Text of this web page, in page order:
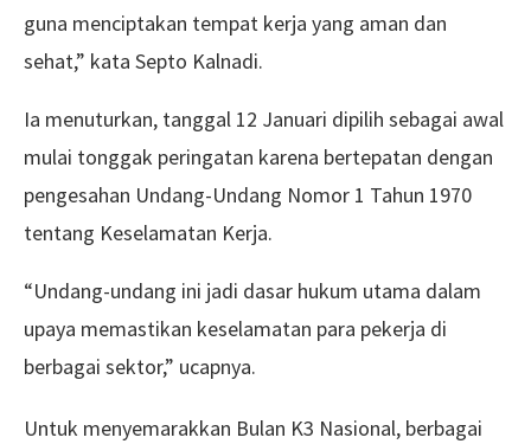
guna menciptakan tempat kerja yang aman dan
sehat,” kata Septo Kalnadi.
Ia menuturkan, tanggal 12 Januari dipilih sebagai awal
mulai tonggak peringatan karena bertepatan dengan
pengesahan Undang-Undang Nomor 1 Tahun 1970
tentang Keselamatan Kerja.
“Undang-undang ini jadi dasar hukum utama dalam
upaya memastikan keselamatan para pekerja di
berbagai sektor,” ucapnya.
Untuk menyemarakkan Bulan K3 Nasional, berbagai